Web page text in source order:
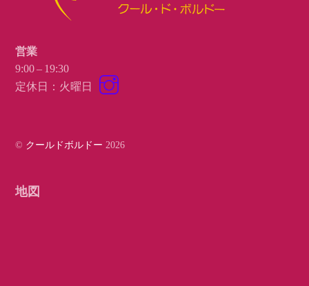
営業
9:00 – 19:30
定休日：火曜日
© クールドボルドー 2026
地図